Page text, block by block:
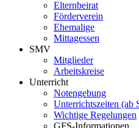
Elternbeirat
Förderverein
Ehemalige
Mittagessen
SMV
Mitglieder
Arbeitskreise
Unterricht
Notengebung
Unterrichtszeiten (ab
Wichtige Regelungen
GFS-Informationen